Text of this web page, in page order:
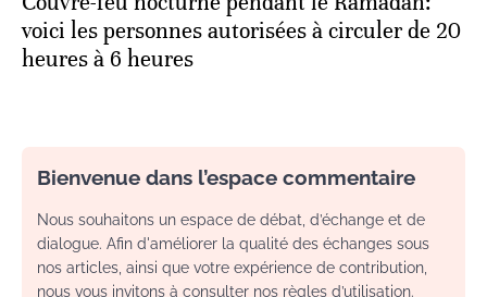
voici les personnes autorisées à circuler de 20
heures à 6 heures
Bienvenue dans l’espace commentaire
Nous souhaitons un espace de débat, d’échange et de
dialogue. Afin d'améliorer la qualité des échanges sous
nos articles, ainsi que votre expérience de contribution,
nous vous invitons à consulter nos règles d’utilisation.